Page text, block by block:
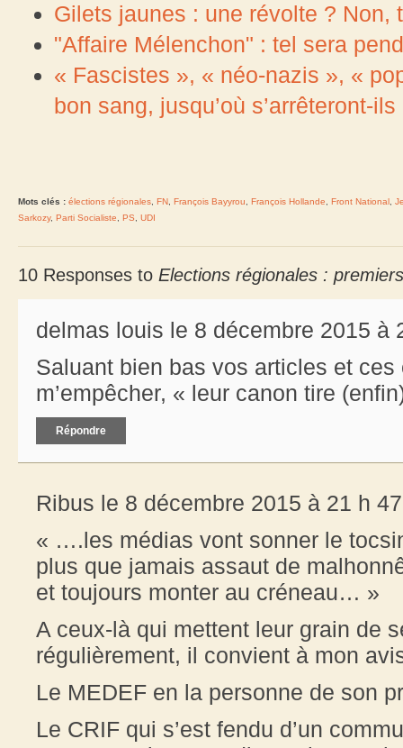
Gilets jaunes : une révolte ? Non,
"Affaire Mélenchon" : tel sera
« Fascistes », « néo-nazis », «
bon sang, jusqu’où s’arrêteront-ils
Mots clés : élections régionales FN François Bayyrou François Hollande Front National
Sarkozy, Parti Socialiste PS UDI
10 Responses to Elections régionales :
delmas louis le 8 décembre 2015 à
Saluant bien bas vos articles et
m’empêcher, « leur canon tire
Répondre
Ribus le 8 décembre 2015 à 21 h
« ….les médias vont sonner le
plus que jamais assaut de
et toujours monter au créneau… »
A ceux-là qui mettent leur grain de
régulièrement, il convient à mon
Le MEDEF en la personne de son
Le CRIF qui s’est fendu d’un